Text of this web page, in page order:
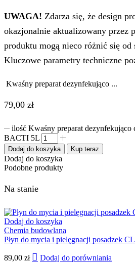
UWAGA! Zdarza się, że design
okazjonalnie aktualizowany przez
produktu mogą nieco różnić się od
Kluczowe parametry techniczne
Kwaśny preparat dezynfekująco ...
79,00 zł
ilość Kwaśny preparat
BACTI 5L
Dodaj do koszyka Kup teraz
Dodaj do koszyka
Podobne produkty
Na stanie
Dodaj do koszyka
Chemia budowlana
Płyn do mycia i pielęgnacji posadzek
89,00 zł Dodaj do porówniania